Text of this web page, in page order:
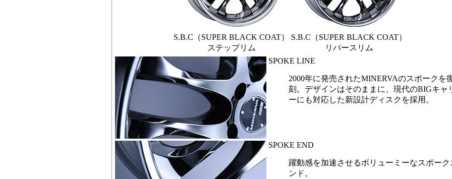
S.B.C（SUPER BLACK COAT）
ステップリム
S.B.C（SUPER BLACK COAT）
リバースリム
SPOKE LINE
2000年に発売されたMINERVAのスポークを
刻。デザインはそのままに、現代のBIGキャ
ーにも対応した新設計ディスクを採用。
SPOKE END
躍動感を加速させるボリューミーなスポーク
ンド。